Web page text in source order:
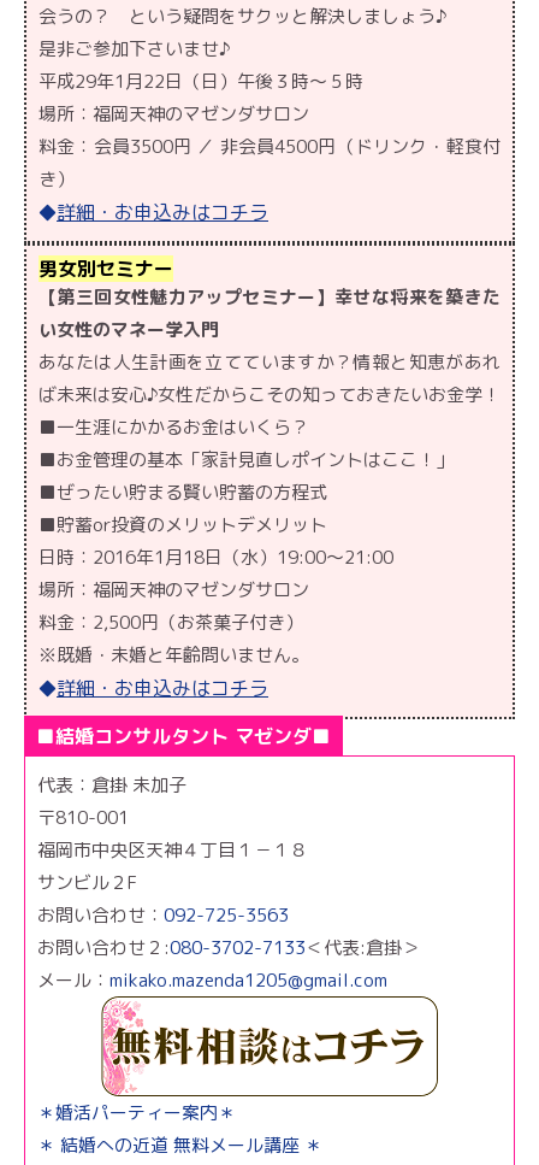
会うの？ という疑問をサクッと解決しましょう♪
是非ご参加下さいませ♪
平成29年1月22日（日）午後３時〜５時
場所：福岡天神のマゼンダサロン
料金：会員3500円 ／ 非会員4500円（ドリンク・軽食付
き）
◆詳細・お申込みはコチラ
男女別セミナー
【第三回女性魅力アップセミナー】幸せな将来を築きた
い女性のマネー学入門
あなたは人生計画を立てていますか？情報と知恵があれ
ば未来は安心♪女性だからこその知っておきたいお金学！
■一生涯にかかるお金はいくら？
■お金管理の基本「家計見直しポイントはここ！」
■ぜったい貯まる賢い貯蓄の方程式
■貯蓄or投資のメリットデメリット
日時：2016年1月18日（水）19:00〜21:00
場所：福岡天神のマゼンダサロン
料金：2,500円（お茶菓子付き）
※既婚・未婚と年齢問いません。
◆詳細・お申込みはコチラ
■結婚コンサルタント マゼンダ■
代表：倉掛 未加子
〒810-001
福岡市中央区天神４丁目１－１８
サンビル２F
お問い合わせ： 092-725-3563
お問い合わせ２:080-3702-7133＜代表:倉掛＞
メール： mikako.mazenda1205@gmail.com
＊婚活パーティー案内＊
＊ 結婚への近道 無料メール講座 ＊